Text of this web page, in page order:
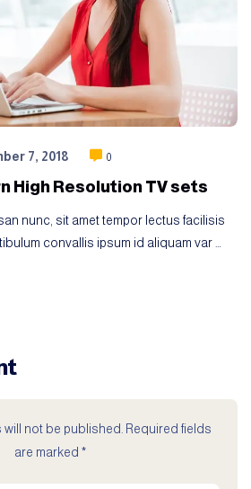
7, 2018 0
High Resolution TV sets
nunc, sit amet tempor lectus facilisis
convallis ipsum id aliquam var …
not be published. Required fields
are marked *